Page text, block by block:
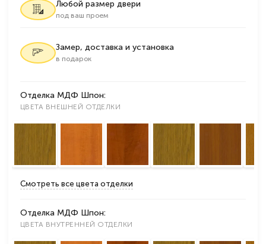
Любой размер двери
под ваш проем
Замер, доставка и установка
в подарок
Отделка МДФ Шпон:
ЦВЕТА ВНЕШНЕЙ ОТДЕЛКИ
Смотреть все цвета отделки
Отделка МДФ Шпон:
ЦВЕТА ВНУТРЕННЕЙ ОТДЕЛКИ